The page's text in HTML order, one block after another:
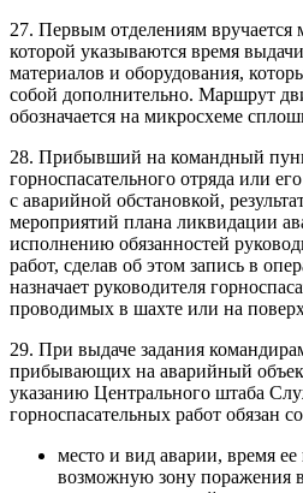
27. Первым отделениям
которой указываются время
материалов и оборудования,
собой дополнительно. Маршрут
обозначается на микросхеме
28. Прибывший на командный
горноспасательного отряда или
с аварийной обстановкой,
мероприятий плана ликвидации
исполнению обязанностей
работ, сделав об этом запись в
назначает руководителя
проводимых в шахте или на
29. При выдаче задания
прибывающих на аварийный
указанию Центрального штаба
горноспасательных работ обязан
место и вид аварии, время
возможную зону поражения